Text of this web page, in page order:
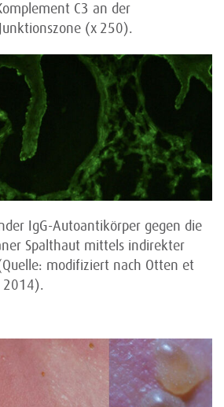
C3 an der
(x 250).
IgG-Autoantikörper gegen die
Spalthaut mittels indirekter
modifiziert nach Otten et
2014).